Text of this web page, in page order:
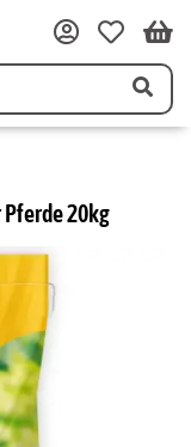
Pferde 20kg